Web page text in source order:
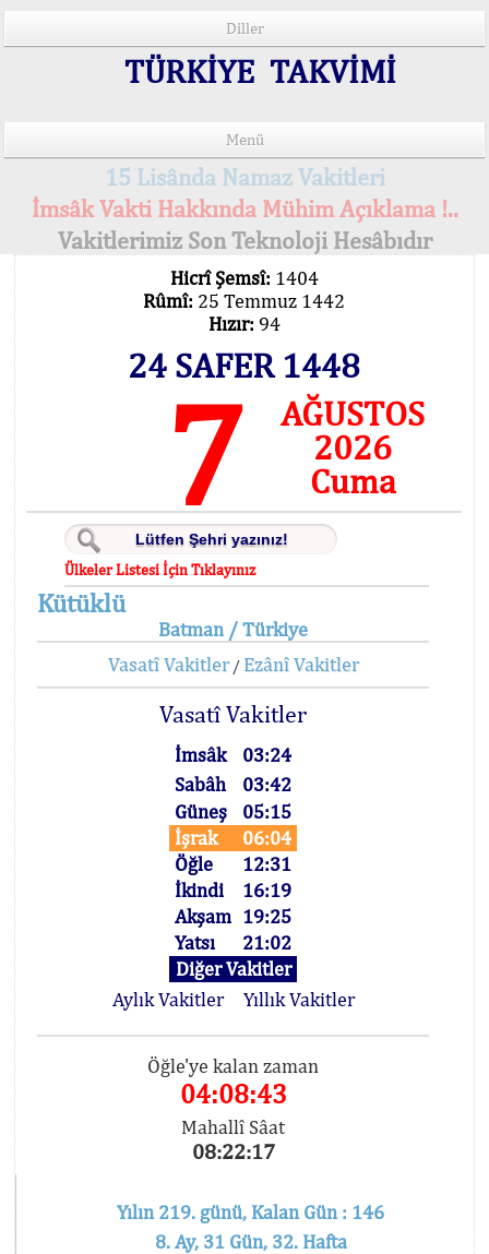
Diller
TÜRKİYE TAKVİMİ
Menü
15 Lisânda Namaz Vakitleri
İmsâk Vakti Hakkında Mühim Açıklama !..
Vakitlerimiz Son Teknoloji Hesâbıdır
Hicrî Şemsî: 1404
Rûmî: 25 Temmuz 1442
Hızır: 94
24 SAFER 1448
7
AĞUSTOS
2026
Cuma
Ülkeler Listesi İçin Tıklayınız
Kütüklü
Batman / Türkiye
Vasatî Vakitler/ Ezânî Vakitler
Vasatî Vakitler
İmsâk
03:24
Sabâh
03:42
Güneş
05:15
İşrak
06:04
Öğle
12:31
İkindi
16:19
Akşam 19:25
Yatsı
21:02
Diğer Vakitler
Aylık Vakitler
Yıllık Vakitler
Öğle'ye kalan zaman
04:08:42
Mahallî Sâat
08:22:18
Yılın 219. günü, Kalan Gün : 146
8. Ay, 31 Gün, 32. Hafta